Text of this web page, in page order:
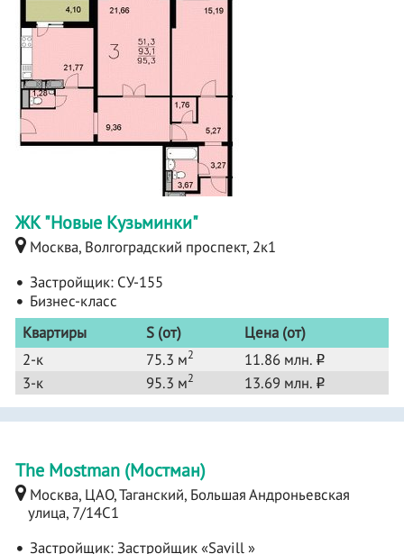
ЖК "Новые Кузьминки"
Москва, Волгоградский проспект, 2к1
Застройщик: СУ-155
Бизнес-класс
Квартиры
S (от)
Цена (от)
2-к
75.3 м2 11.86 млн. o
3-к 95.3 м2 13.69 млн. o
The Mostman (Мостман)
Москва, ЦАО, Таганский, Большая Андроньевская
улица, 7/14С1
Застройщик:Застройщик «Savill »